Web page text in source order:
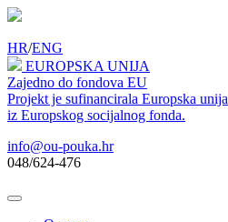
HR/ENG
EUROPSKA UNIJA
Zajedno do fondova EU
Projekt je sufinancirala Europska unija
iz Europskog socijalnog fonda.
info@ou-pouka.hr
048/624-476